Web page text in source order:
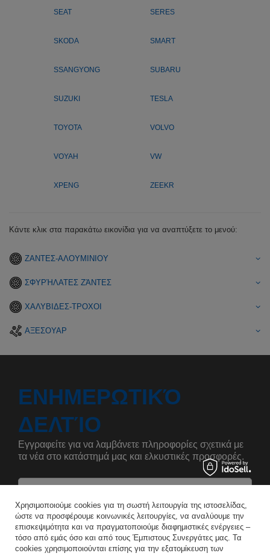
SEAT SERES
SKODA SMART
SSANGYONG SUBARU
SUZUKI TESLA
TOYOTA VOLVO
VOYAH VW
XPENG ZEEKR
Κάντε κλικ στα παρακάτω εικονίδια για να αναπτύξετε το μενού:
ΖΑΝΤΕΣ-ΑΛΟΥΜΙΝΙΟΥ
ΣΦΥΡΉΛΑΤΕΣ ΖΆΝΤΕΣ
ΧΑΛΥΒΙΔΕΣ-ΤΡΟΧΟΙ
ΑΞΕΣΟΥΑΡ
ΕΝΗΜΕΡΩΤΙΚΌ
ΔΕΛΤΊΟ
Εγγραφείτε για να λαμβάνετε πληροφορίες σχετικά με
τα νέα στο κατάστημά μας και ελκυστικές προσφορές.
Εισάγετε τη διεύθυνση e-mail σας
Χρησιμοποιούμε cookies για τη σωστή λειτουργία της ιστοσελίδας,
ώστε να προσφέρουμε κοινωνικές λειτουργίες, να αναλύουμε την
επισκεψιμότητα και να πραγματοποιούμε διαφημιστικές ενέργειες –
τόσο από εμάς όσο και από τους Έμπιστους Συνεργάτες μας. Τα
cookies χρησιμοποιούνται επίσης για την εξατομίκευση των